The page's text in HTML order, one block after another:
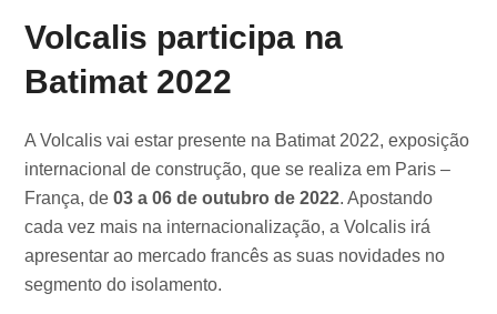
Volcalis participa na
Batimat 2022
A Volcalis vai estar presente na Batimat 2022, exposição
internacional de construção, que se realiza em Paris –
França, de03 a 06 de outubro de 2022. Apostando
cada vez mais na internacionalização, a Volcalis irá
apresentar ao mercado francês as suas novidades no
segmento do isolamento.